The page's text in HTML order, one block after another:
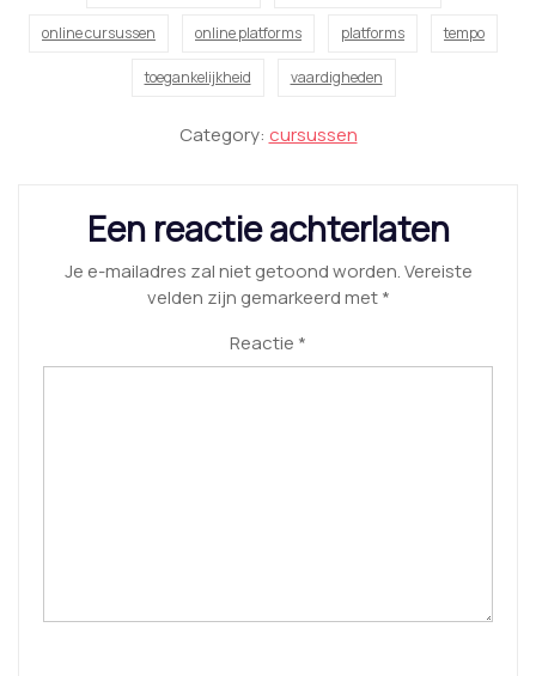
online cursussen online platforms platforms tempo
toegankelijkheid vaardigheden
Category: cursussen
Een reactie achterlaten
Je e-mailadres zal niet getoond worden.Vereiste
velden zijn gemarkeerd met*
Reactie *